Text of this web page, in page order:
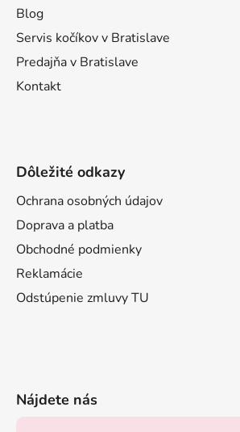
Blog
Servis kočíkov v Bratislave
Predajňa v Bratislave
Kontakt
Dôležité odkazy
Ochrana osobných údajov
Doprava a platba
Obchodné podmienky
Reklamácie
Odstúpenie zmluvy TU
Nájdete nás